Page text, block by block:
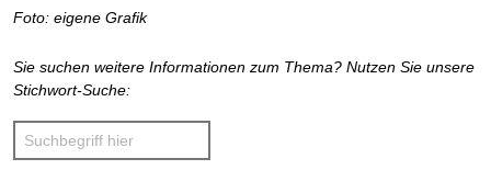
Foto: eigene Grafik
Sie suchen weitere Informationen zum Thema? Nutzen Sie unsere
Stichwort-Suche: